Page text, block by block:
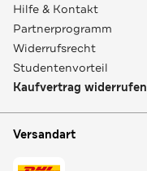
Hilfe & Kontakt
Partnerprogramm
Widerrufsrecht
Studentenvorteil
Kaufvertrag widerrufen
Versandart